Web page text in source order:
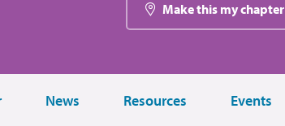
Make this my chapter
News Resources Events